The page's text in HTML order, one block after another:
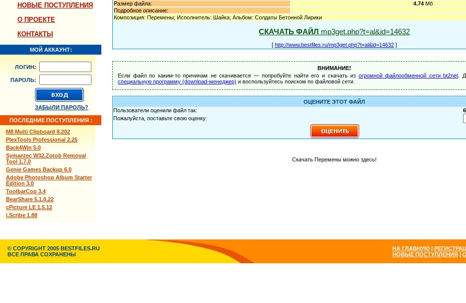
НОВЫЕ ПОСТУПЛЕНИЯ
О ПРОЕКТЕ
КОНТАКТЫ
МОЙ АККАУНТ:
ЛОГИН:
ПАРОЛЬ:
ЗАБЫЛИ ПАРОЛЬ?
ПОСЛЕДНИЕ ПОСТУПЛЕНИЯ :
M8 Multi Clipboard 8.202
PlexTools Professional 2.25
Back4Win 5.0
Symantec W32.Zotob Removal
Tool 1.7.0
Genie Games Backup 6.0
Adobe Photoshop Album Starter
Edition 3.0
ToolbarCop 3.4
BearShare 5.1.0.22
cPicture LE 1.5.12
i.Scribe 1.88
Размер файла:
4.74 Мб
Подробное описание:
Композиция: Перемены; Исполнитель: Шайка; Альбом: Солдаты Бетонной Лирики
СКАЧАТЬ ФАЙЛ mp3get.php?t=al&id=14632
[ http://www.bestfiles.ru/mp3get.php?t=al&id=14632 ]
ВНИМАНИЕ!
Если файл по каким-то причинам не скачивается — попробуйте найти его и скачать из огромной файлообменной сети bt2net .
специальную программу (download-менеджер) и воспользуйтесь поиском по файловой сети.
ОЦЕНИТЕ ЭТОТ ФАЙЛ
Пользователи оценили файл так:
Пожалуйста, поставьте свою оценку:
Скачать Перемены можно здесь!
© COPYRIGHT 2005 BESTFILES.RU
ВСЕ ПРАВА СОХРАНЕНЫ
НА ГЛАВНУЮ |
НОВЫЕ ПОСТУПЛЕНИЯ |